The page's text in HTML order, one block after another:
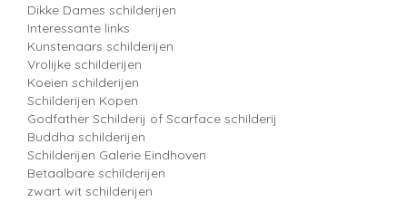
Dikke Dames schilderijen
Interessante links
Kunstenaars schilderijen
Vrolijke schilderijen
Koeien schilderijen
Schilderijen Kopen
Godfather Schilderij of Scarface schilderij
Buddha schilderijen
Schilderijen Galerie Eindhoven
Betaalbare schilderijen
zwart wit schilderijen